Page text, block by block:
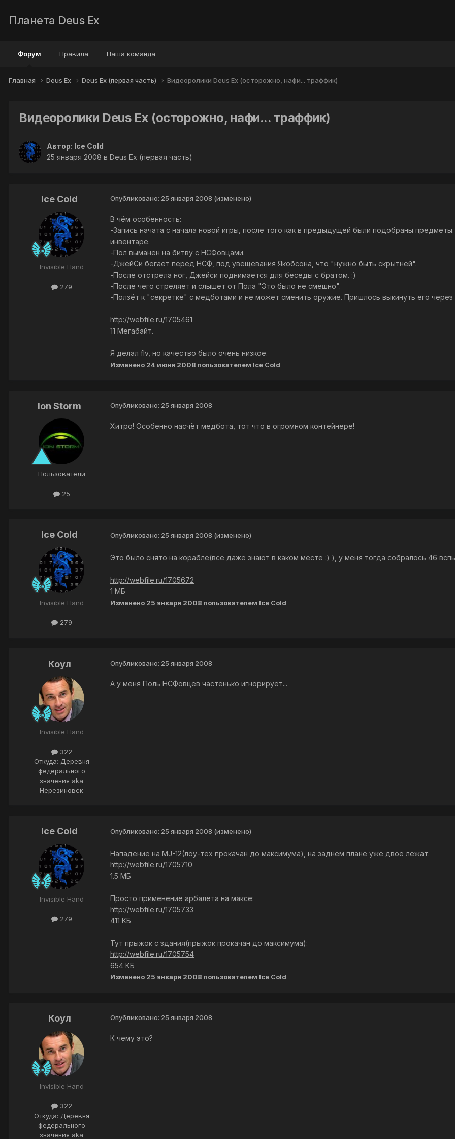
Планета Deus Ex
Форум Правила Наша команда
Главная Deus Ex Deus Ex (первая часть) Видеоролики Deus Ex (осторожно, нафи... траффик)
Видеоролики Deus Ex (осторожно, нафи... траффик)
Автор: Ice Cold
25 января 2008 в Deus Ex (первая часть)
Ice Cold
Invisible Hand
279
Опубликовано: 25 января 2008 (изменено)
В чём особенность:
-Запись начата с начала новой игры, после того как в предыдущей были подобраны
инвентаре.
-Пол выманен на битву с НСФовцами.
-ДжейСи бегает перед НСФ, под увещевания Якобсона, что "нужно быть скрытней".
-После отстрела ног, Джейси поднимается для беседы с братом. :)
-После чего стреляет и слышет от Пола "Это было не смешно".
-Ползёт к "секретке" с медботами и не может сменить оружие. Пришлось выкинуть его через
http://webfile.ru/1705461
11 Мегабайт.
Я делал flv, но качество было очень низкое.
Изменено 24 июня 2008 пользователем Ice Cold
Ion Storm
Пользователи
25
Опубликовано: 25 января 2008
Хитро! Особенно насчёт медбота, тот что в огромном контейнере!
Ice Cold
Invisible Hand
279
Опубликовано: 25 января 2008 (изменено)
Это было снято на корабле(все даже знают в каком месте :) ), у меня тогда собралось 46
http://webfile.ru/1705672
1 МБ
Изменено 25 января 2008 пользователем Ice Cold
Коул
Invisible Hand
322
Откуда: Деревня
федерального
значения aka
Нерезиновск
Опубликовано: 25 января 2008
А у меня Поль НСФовцев частенько игнорирует...
Ice Cold
Invisible Hand
279
Опубликовано: 25 января 2008 (изменено)
Нападение на MJ-12(лоу-тех прокачан до максимума), на заднем плане уже двое лежат:
http://webfile.ru/1705710
1.5 МБ
Просто применение арбалета на максе:
http://webfile.ru/1705733
411 КБ
Тут прыжок с здания(прыжок прокачан до максимума):
http://webfile.ru/1705754
654 КБ
Изменено 25 января 2008 пользователем Ice Cold
Коул
Invisible Hand
322
Откуда: Деревня
федерального
значения aka
Опубликовано: 25 января 2008
К чему это?